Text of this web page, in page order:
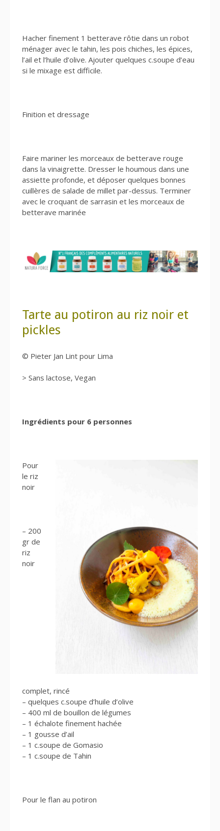
Hacher finement 1 betterave rôtie dans un robot
ménager avec le tahin, les pois chiches, les épices,
l’ail et l’huile d’olive. Ajouter quelques c.soupe d’eau
si le mixage est difficile.
Finition et dressage
Faire mariner les morceaux de betterave rouge
dans la vinaigrette. Dresser le houmous dans une
assiette profonde, et déposer quelques bonnes
cuillères de salade de millet par-dessus. Terminer
avec le croquant de sarrasin et les morceaux de
betterave marinée
Tarte au potiron au riz noir et
pickles
© Pieter Jan Lint pour Lima
> Sans lactose, Vegan
Ingrédients pour 6 personnes
Pour
le riz
noir
– 200
gr de
riz
noir
complet, rincé
– quelques c.soupe d’huile d’olive
– 400 ml de bouillon de légumes
– 1 échalote finement hachée
– 1 gousse d’ail
– 1 c.soupe de Gomasio
– 1 c.soupe de Tahin
Pour le flan au potiron